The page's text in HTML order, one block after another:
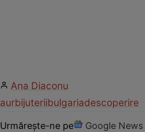
Ana Diaconu
aurbijuteriibulgariadescoperire
Urmărește-ne pe Google News